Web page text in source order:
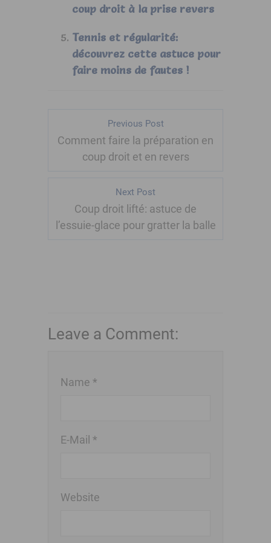
coup droit à la prise revers
Tennis et régularité:
découvrez cette astuce pour
faire moins de fautes !
Previous Post
Comment faire la préparation en
coup droit et en revers
Next Post
Coup droit lifté: astuce de
l’essuie-glace pour gratter la balle
Leave a Comment:
Name *
E-Mail *
Website